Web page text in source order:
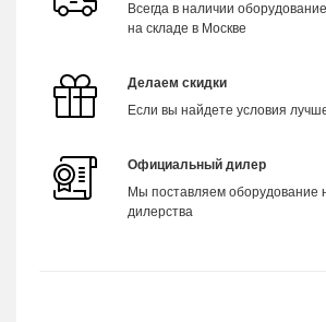
Всегда в наличии оборудование
на складе в Москве
Делаем скидки
Если вы найдете условия
Официальный дилер
Мы поставляем оборудование
дилерства